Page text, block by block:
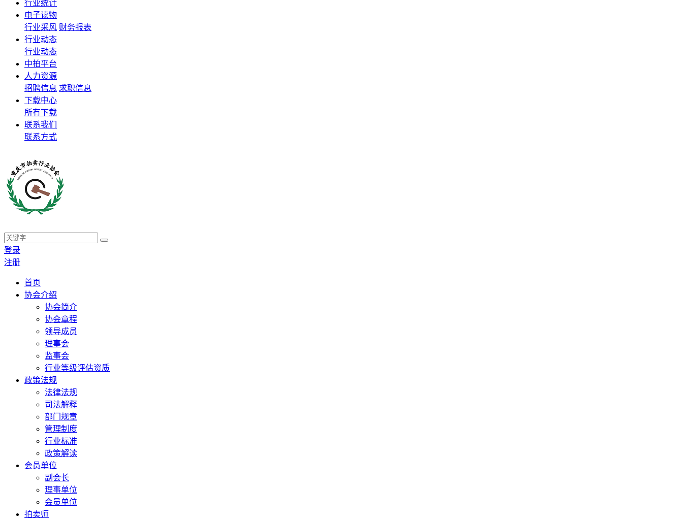
行业统计
电子读物
行业采风 财务报表
行业动态
行业动态
中拍平台
人力资源
招聘信息 求职信息
下载中心
所有下载
联系我们
联系方式
登录
注册
首页
协会介绍
协会简介
协会章程
领导成员
理事会
监事会
行业等级评估资质
政策法规
法律法规
司法解释
部门规章
管理制度
行业标准
政策解读
会员单位
副会长
理事单位
会员单位
拍卖师